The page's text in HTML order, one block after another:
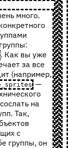
много.
. Как вы уже
за все
(например,
—
на
Так,
с
группы, он